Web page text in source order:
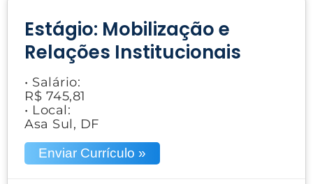
Estágio: Mobilização e
Relações Institucionais
• Salário:
R$ 745,81
• Local:
Asa Sul, DF
Enviar Currículo »